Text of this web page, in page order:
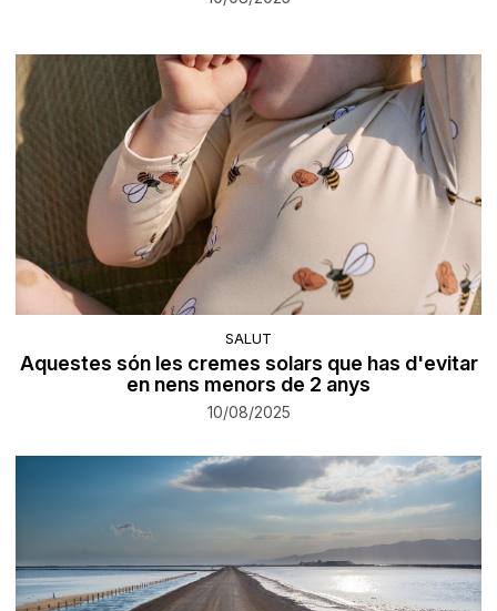
SALUT
Aquestes són les cremes solars que has d'evitar
en nens menors de 2 anys
10/08/2025